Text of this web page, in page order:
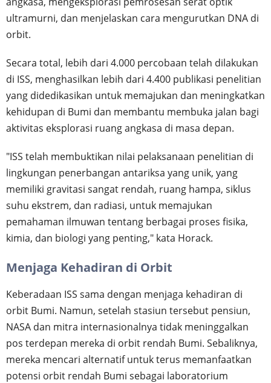
ultramurni, dan menjelaskan cara mengurutkan DNA di
orbit.
Secara total, lebih dari 4.000 percobaan telah dilakukan
di ISS, menghasilkan lebih dari 4.400 publikasi penelitian
yang didedikasikan untuk memajukan dan meningkatkan
kehidupan di Bumi dan membantu membuka jalan bagi
aktivitas eksplorasi ruang angkasa di masa depan.
"ISS telah membuktikan nilai pelaksanaan penelitian di
lingkungan penerbangan antariksa yang unik, yang
memiliki gravitasi sangat rendah, ruang hampa, siklus
suhu ekstrem, dan radiasi, untuk memajukan
pemahaman ilmuwan tentang berbagai proses fisika,
kimia, dan biologi yang penting," kata Horack.
Menjaga Kehadiran di Orbit
Keberadaan ISS sama dengan menjaga kehadiran di
orbit Bumi. Namun, setelah stasiun tersebut pensiun,
NASA dan mitra internasionalnya tidak meninggalkan
pos terdepan mereka di orbit rendah Bumi. Sebaliknya,
mereka mencari alternatif untuk terus memanfaatkan
potensi orbit rendah Bumi sebagai laboratorium